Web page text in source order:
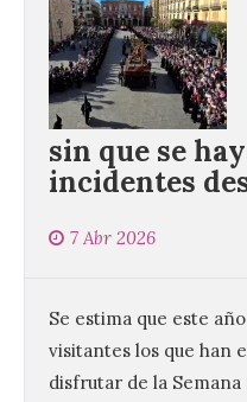
sin que se
incidentes
7 Abr 2026
Se estima que este
visitantes los que han
disfrutar de la Semana